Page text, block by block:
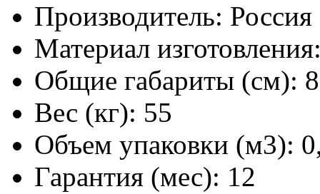
Производитель: Россия
Материал
Общие габариты (см):
Вес (кг): 55
Объем упаковки (м3):
Гарантия (мес): 12